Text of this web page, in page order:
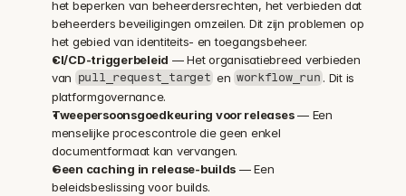
het beperken van beheerdersrechten, het verbieden dat
beheerders beveiligingen omzeilen. Dit zijn problemen op
het gebied van identiteits- en toegangsbeheer.
CI/CD-triggerbeleid — Het organisatiebreed verbieden
van pull_request_target en workflow_run . Dit is
platformgovernance.
Tweepersoonsgoedkeuring voor releases — Een
menselijke procescontrole die geen enkel
documentformaat kan vervangen.
Geen caching in release-builds — Een
beleidsbeslissing voor builds.